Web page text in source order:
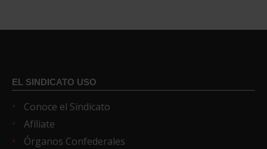
EL SINDICATO USO
Conoce el Sindicato
Afíliate
Órganos Confederales